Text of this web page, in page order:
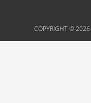
COPYRIGHT © 2026